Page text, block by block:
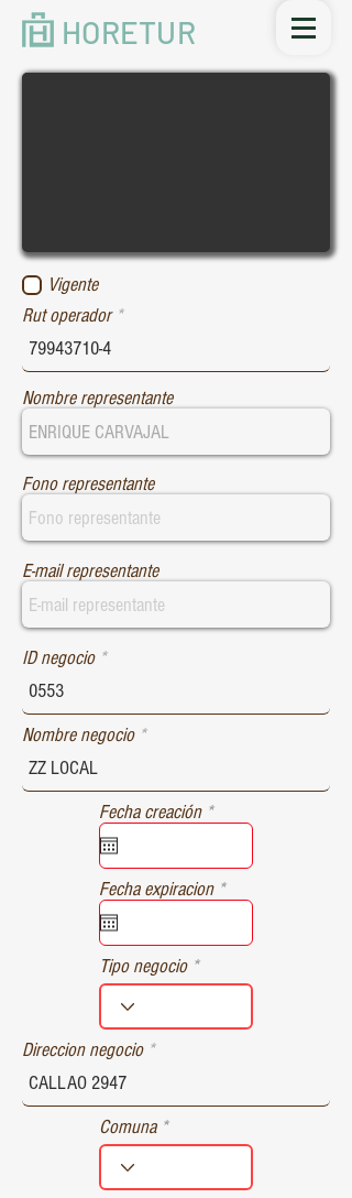
HORETUR
Vigente
Rut operador
Nombre representante
Fono representante
E-mail representante
ID negocio
Nombre negocio
Fecha creación *r
e
u
i
d
Fecha expiracion *r
e
u
r
d
Tipo negocio
Direccion negocio
Comuna